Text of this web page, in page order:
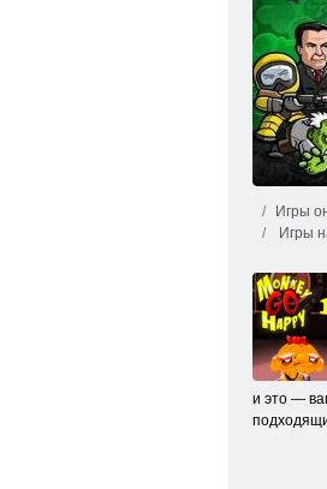
Игры
Игры
и это —